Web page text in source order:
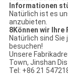
Informationen
Natürlich ist es
anzubieten.
8Können wir Ihre
Natürlich sind Sie
besuchen!
Unsere
Town, Jinshan
Tel: +86 21